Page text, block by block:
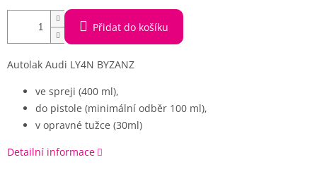
Přidat do košíku
Autolak Audi LY4N BYZANZ
ve spreji (400 ml),
do pistole (minimální odběr 100 ml),
v opravné tužce (30ml)
Detailní informace